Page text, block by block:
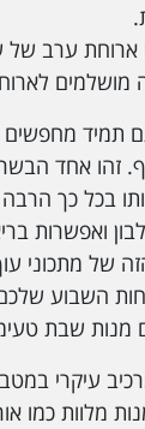
ארוחת ערב
מושלמים
תמיד מחפשים
זהו אחד
בכל כך
ואפשרות
של מתכוני
השבוע
מנות שבת
עיקרי
מלוות כמו